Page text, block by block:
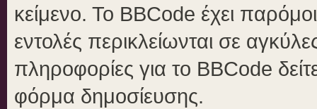
κείμενο. Το BBCode έχει
εντολές περικλείωνται σε
πληροφορίες για το BBCode
φόρμα δημοσίευσης.